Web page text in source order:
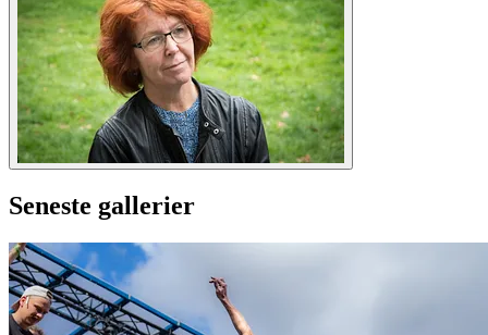
Seneste gallerier